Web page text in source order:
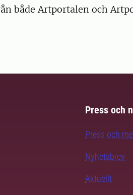
både Artportalen och
Press och
Press och
Nyhetsbrev
Aktuellt